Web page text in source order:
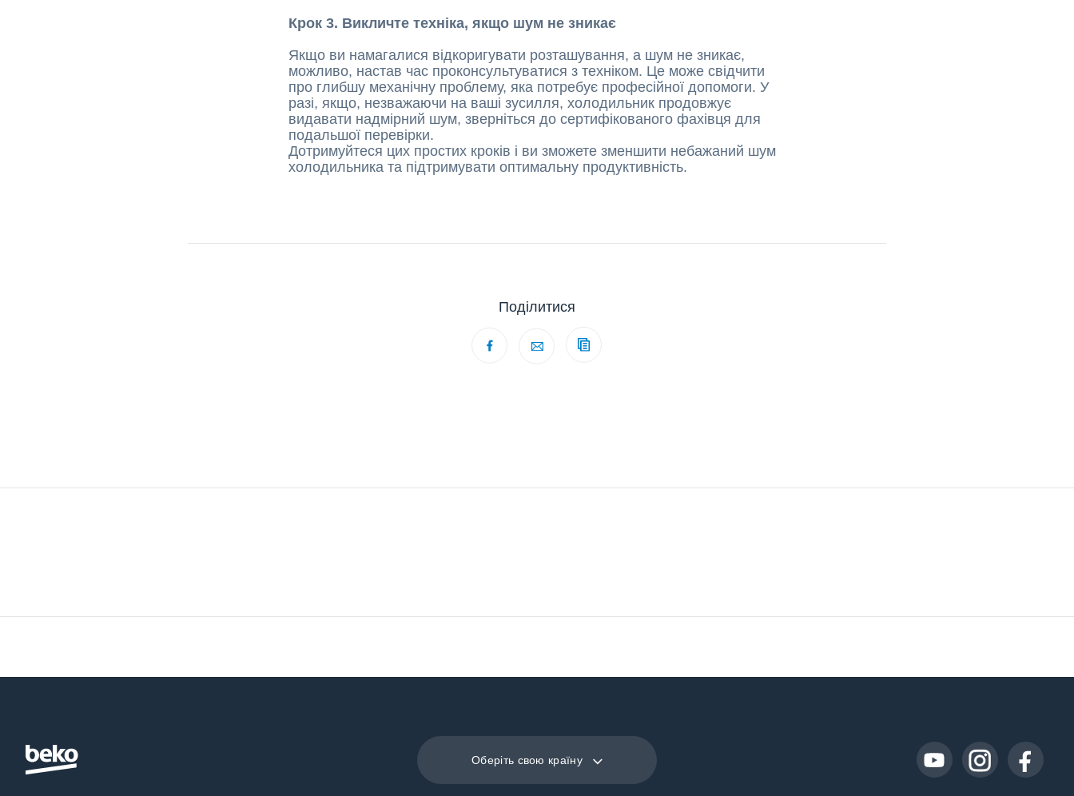
Крок 3. Викличте техніка, якщо шум не зникає
Якщо ви намагалися відкоригувати розташування, а шум не зникає,
можливо, настав час проконсультуватися з техніком. Це може свідчити
про глибшу механічну проблему, яка потребує професійної допомоги. У
разі, якщо, незважаючи на ваші зусилля, холодильник продовжує
видавати надмірний шум, зверніться до сертифікованого фахівця для
подальшої перевірки.
Дотримуйтеся цих простих кроків і ви зможете зменшити небажаний шум
холодильника та підтримувати оптимальну продуктивність.
Поділитися
Оберіть свою країну